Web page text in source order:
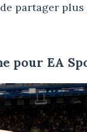
partager
pour EA